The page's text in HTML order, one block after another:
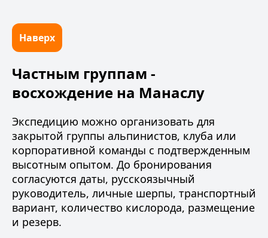
Наверх
Частным группам -
восхождение на Манаслу
Экспедицию можно организовать для
закрытой группы альпинистов, клуба или
корпоративной команды с подтвержденным
высотным опытом. До бронирования
согласуются даты, русскоязычный
руководитель, личные шерпы, транспортный
вариант, количество кислорода, размещение
и резерв.